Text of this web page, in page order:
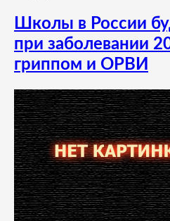
Школы в России
при заболевании
гриппом и ОРВИ